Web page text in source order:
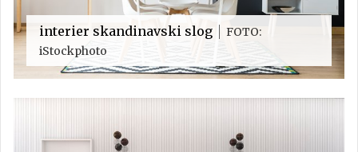
interier skandinavski slog
FOTO:
iStockphoto